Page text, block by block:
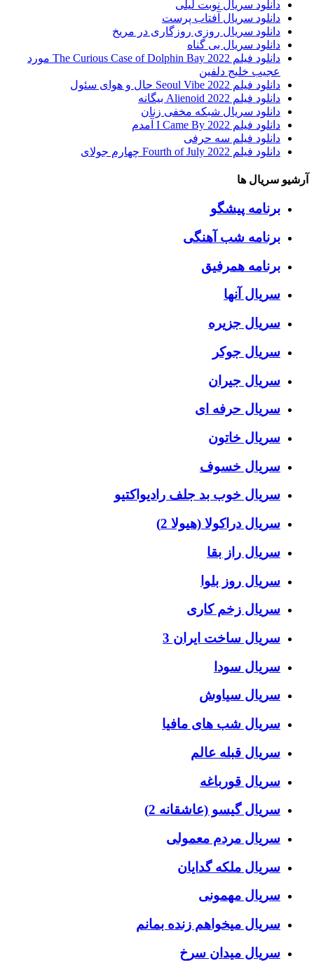
دانلود سریال نوبت لیلی
دانلود سریال آفتاب پرست
دانلود سریال روزی روزگاری در مریخ
دانلود سریال بی گناه
دانلود فیلم The Curious Case of Dolphin Bay 2022 مورد
عجیب خلیج دلفین
دانلود فیلم Seoul Vibe 2022 حال و هوای سئول
دانلود فیلم Alienoid 2022 بیگانه
دانلود سریال شبکه مخفی زنان
دانلود فیلم I Came By 2022 آمدم
دانلود فیلم سه حرفی
دانلود فیلم Fourth of July 2022 چهارم جولای
آرشیو سریال ها
برنامه پیشگو
برنامه شب آهنگی
برنامه همرفیق
سریال آنها
سریال جزیره
سریال جوکر
سریال جیران
سریال حرفه ای
سریال خاتون
سریال خسوف
سریال خوب بد جلف رادیواکتیو
سریال دراکولا (هیولا 2)
سریال راز بقا
سریال روز بلوا
سریال زخم کاری
سریال ساخت ایران 3
سریال سودا
سریال سیاوش
سریال شب های مافیا
سریال قبله عالم
سریال قورباغه
سریال گیسو (عاشقانه 2)
سریال مردم معمولی
سریال ملکه گدایان
سریال مهمونی
سریال میخواهم زنده بمانم
سریال میدان سرخ